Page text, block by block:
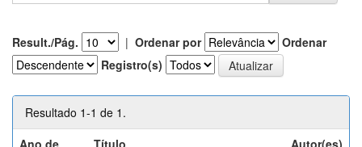
Result./Pág. | Ordenar por
Ordenar
Registro(s)
Resultado 1-1 de 1.
Ano de
Título Autor(es)